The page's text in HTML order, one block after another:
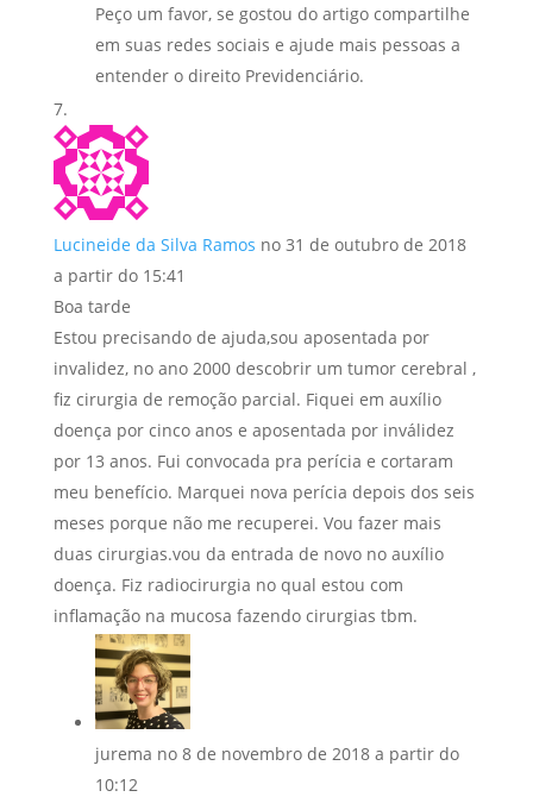
Peço um favor, se gostou do artigo compartilhe
em suas redes sociais e ajude mais pessoas a
entender o direito Previdenciário.
Lucineide da Silva Ramos no 31 de outubro de 2018
a partir do 15:41
Boa tarde
Estou precisando de ajuda,sou aposentada por
invalidez, no ano 2000 descobrir um tumor cerebral ,
fiz cirurgia de remoção parcial. Fiquei em auxílio
doença por cinco anos e aposentada por inválidez
por 13 anos. Fui convocada pra perícia e cortaram
meu benefício. Marquei nova perícia depois dos seis
meses porque não me recuperei. Vou fazer mais
duas cirurgias.vou da entrada de novo no auxílio
doença. Fiz radiocirurgia no qual estou com
inflamação na mucosa fazendo cirurgias tbm.
jurema no 8 de novembro de 2018 a partir do
10:12